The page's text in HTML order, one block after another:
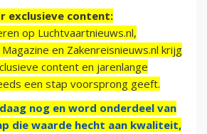
exclusieve content:
op Luchtvaartnieuws.nl,
en Zakenreisnieuws.nl krijg
content en jarenlange
een stap voorsprong geeft.
nog en word onderdeel van
die waarde hecht aan kwaliteit,